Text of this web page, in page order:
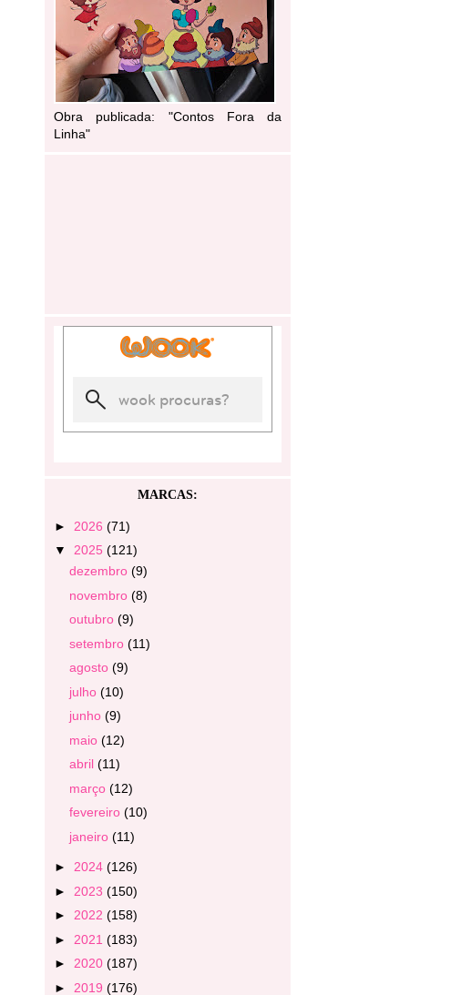
Obra publicada: "Contos Fora da
Linha"
MARCAS:
► 2026 (71)
▼ 2025 (121)
dezembro (9)
novembro (8)
outubro (9)
setembro (11)
agosto (9)
julho (10)
junho (9)
maio (12)
abril (11)
março (12)
fevereiro (10)
janeiro (11)
► 2024 (126)
► 2023 (150)
► 2022 (158)
► 2021 (183)
► 2020 (187)
► 2019 (176)